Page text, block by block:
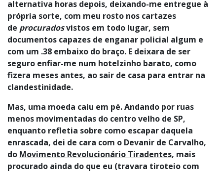
alternativa horas depois, deixando-me entregue à
própria sorte, com meu rosto nos cartazes
de procuradosvistos em todo lugar, sem
documentos capazes de enganar policial algum e
com um .38 embaixo do braço. E deixara de ser
seguro enfiar-me num hotelzinho barato, como
fizera meses antes, ao sair de casa para entrar na
clandestinidade.
Mas, uma moeda caiu em pé. Andando por ruas
menos movimentadas do centro velho de SP,
enquanto refletia sobre como escapar daquela
enrascada, dei de cara com o Devanir de Carvalho,
do Movimento Revolucionário Tiradentes, mais
procurado ainda do que eu (travara tiroteio com